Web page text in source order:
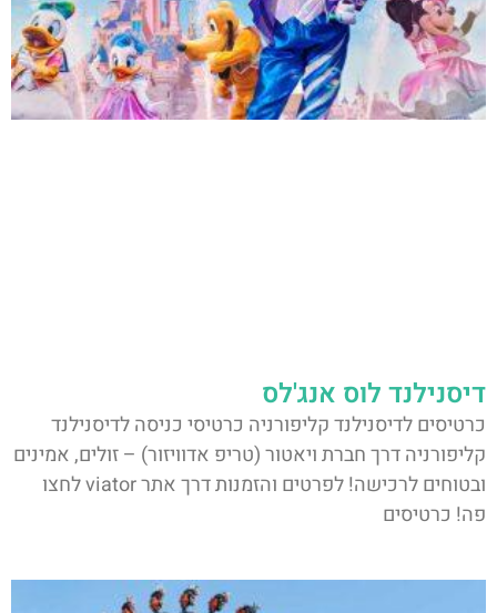
דיסנילנד לוס אנג'לס
כרטיסים לדיסנילנד קליפורניה כרטיסי כניסה לדיסנילנד
קליפורניה דרך חברת ויאטור (טריפ אדוויזור) – זולים, אמינים
ובטוחים לרכישה! לפרטים והזמנות דרך אתר viator לחצו
פה! כרטיסים